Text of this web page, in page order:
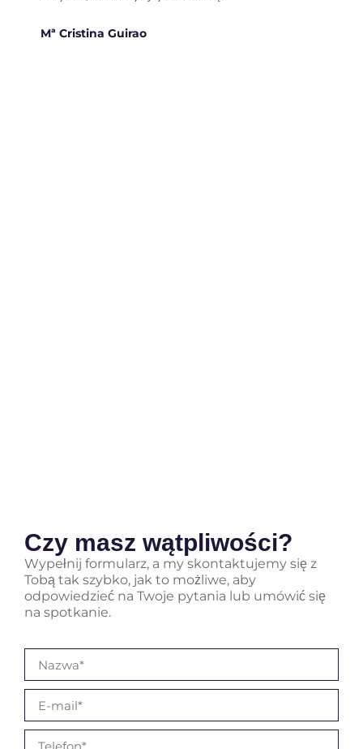
Mª Cristina Guirao
Czy masz wątpliwości?
Wypełnij formularz, a my skontaktujemy się z
Tobą tak szybko, jak to możliwe, aby
odpowiedzieć na Twoje pytania lub umówić się
na spotkanie.